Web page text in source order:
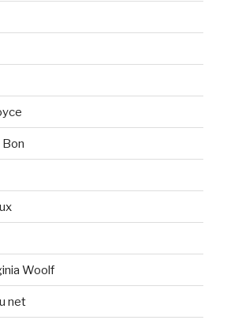
Woolf
net